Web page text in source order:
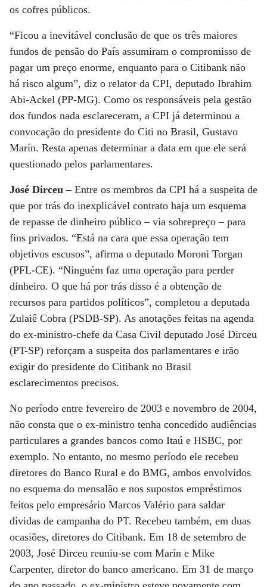
os cofres públicos.
“Ficou a inevitável conclusão de que os três maiores
fundos de pensão do País assumiram o compromisso de
pagar um preço enorme, enquanto para o Citibank não
há risco algum”, diz o relator da CPI, deputado Ibrahim
Abi-Ackel (PP-MG). Como os responsáveis pela gestão
dos fundos nada esclareceram, a CPI já determinou a
convocação do presidente do Citi no Brasil, Gustavo
Marín. Resta apenas determinar a data em que ele será
questionado pelos parlamentares.
José Dirceu –Entre os membros da CPI há a suspeita de
que por trás do inexplicável contrato haja um esquema
de repasse de dinheiro público – via sobrepreço – para
fins privados. “Está na cara que essa operação tem
objetivos escusos”, afirma o deputado Moroni Torgan
(PFL-CE). “Ninguém faz uma operação para perder
dinheiro. O que há por trás disso é a obtenção de
recursos para partidos políticos”, completou a deputada
Zulaiê Cobra (PSDB-SP). As anotações feitas na agenda
do ex-ministro-chefe da Casa Civil deputado José Dirceu
(PT-SP) reforçam a suspeita dos parlamentares e irão
exigir do presidente do Citibank no Brasil
esclarecimentos precisos.
No período entre fevereiro de 2003 e novembro de 2004,
não consta que o ex-ministro tenha concedido audiências
particulares a grandes bancos como Itaú e HSBC, por
exemplo. No entanto, no mesmo período ele recebeu
diretores do Banco Rural e do BMG, ambos envolvidos
no esquema do mensalão e nos supostos empréstimos
feitos pelo empresário Marcos Valério para saldar
dívidas de campanha do PT. Recebeu também, em duas
ocasiões, diretores do Citibank. Em 18 de setembro de
2003, José Dirceu reuniu-se com Marín e Mike
Carpenter, diretor do banco americano. Em 31 de março